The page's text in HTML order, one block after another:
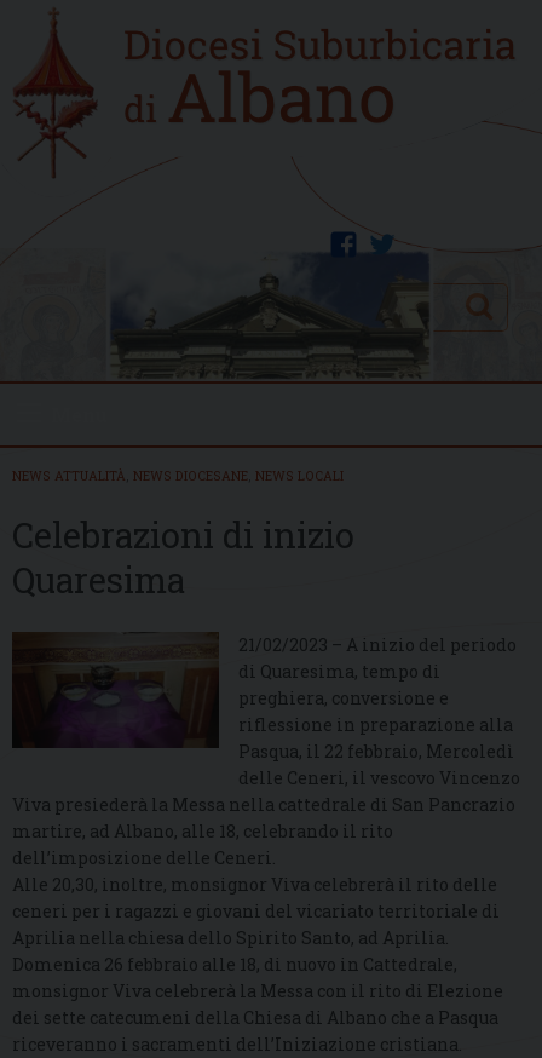
content
Home
new
twitter
facebook
Search
NEWS ATTUALITÀ NEWS DIOCESANE NEWS LOCALI
Celebrazioni di inizio
Quaresima
21/02/2023 – A inizio del periodo
di Quaresima, tempo di
preghiera, conversione e
riflessione in preparazione alla
Pasqua, il 22 febbraio, Mercoledì
delle Ceneri, il vescovo Vincenzo
Viva presiederà la Messa nella cattedrale di San Pancrazio
martire, ad Albano, alle 18, celebrando il rito
dell’imposizione delle Ceneri.
Alle 20,30, inoltre, monsignor Viva celebrerà il rito delle
ceneri per i ragazzi e giovani del vicariato territoriale di
Aprilia nella chiesa dello Spirito Santo, ad Aprilia.
Domenica 26 febbraio alle 18, di nuovo in Cattedrale,
monsignor Viva celebrerà la Messa con il rito di Elezione
dei sette catecumeni della Chiesa di Albano che a Pasqua
riceveranno i sacramenti dell’Iniziazione cristiana.